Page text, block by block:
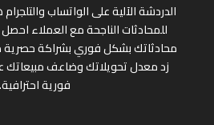
الدردشة الآلية على الواتساب
للمحادثات الناجحة مع العملاء
محادثاتك بشكل فوري بشراكة حصرية
زد معدل تحويلاتك وضاعف مبيعاتك
فورية احترافية.